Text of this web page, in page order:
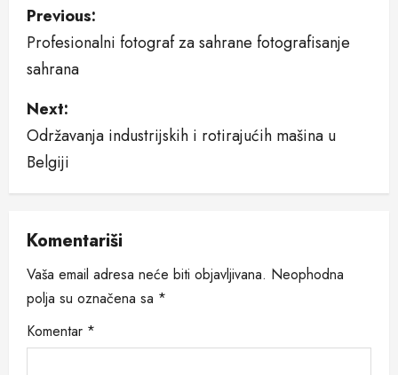
P
o
s
t
n
a
v
i
g
a
Previous:
Profesionalni fotograf za sahrane fotografisanje
sahrana
Next:
Održavanja industrijskih i rotirajućih mašina u
Belgiji
Komentariši
Vaša email adresa neće biti objavljivana. Neophodna
polja su označena sa *
Komentar *